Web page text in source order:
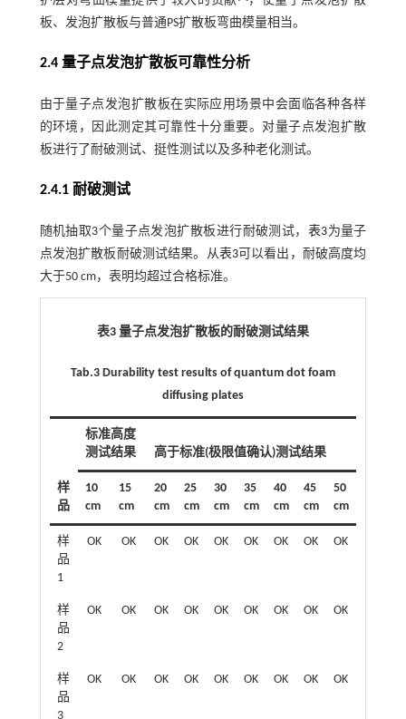
板、发泡扩散板与普通PS扩散板弯曲模量相当。
2.4 量子点发泡扩散板可靠性分析
由于量子点发泡扩散板在实际应用场景中会面临各种各样
的环境，因此测定其可靠性十分重要。对量子点发泡扩散
板进行了耐破测试、挺性测试以及多种老化测试。
2.4.1 耐破测试
随机抽取3个量子点发泡扩散板进行耐破测试， 表3为量子
点发泡扩散板耐破测试结果。从表3可以看出，耐破高度均
大于50 cm，表明均超过合格标准。
表3 量子点发泡扩散板的耐破测试结果
Tab.3 Durability test results of quantum dot foam
diffusing plates
样
品
标准高度
测试结果
高于标准(极限值确认)测试结果
10
cm
15
cm
20
cm
25
cm
30
cm
35
cm
40
cm
45
cm
50
cm
样
品
1
OK OK OK OK OK OK OK OK OK
样
品
2
OK OK OK OK OK OK OK OK OK
样
品
3
OK OK OK OK OK OK OK OK OK